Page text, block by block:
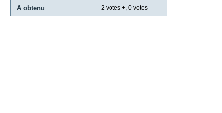
A obtenu 2 votes +, 0 votes -